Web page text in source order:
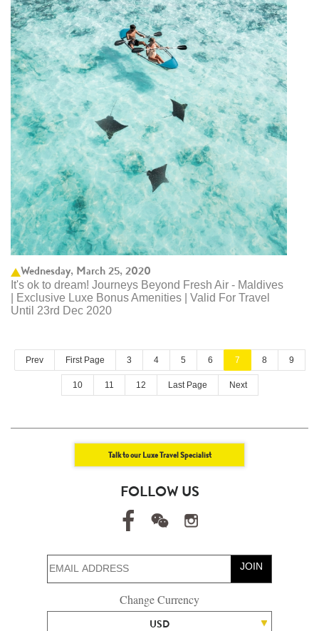
Wednesday, March 25, 2020
It's ok to dream! Journeys Beyond Fresh Air - Maldives
| Exclusive Luxe Bonus Amenities | Valid For Travel
Until 23rd Dec 2020
Prev First Page 3 4 5 6 7 8 9
10 11 12 Last Page Next
Talk to our Luxe Travel Specialist
FOLLOW US
JOIN
Change Currency
USD